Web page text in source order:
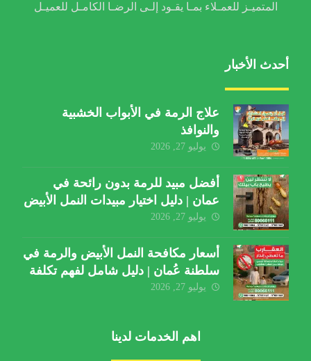
المتميـز للعمـلاء بمـا يقـود إلـى الرضـا الكامـل للعميـل
أحدث الأخبار
علاج الرمة في الأبواب الخشبية
والنوافذ
يوليو 27, 2026
أفضل مبيد للرمة بدون رائحة في
عمان | دليل اختيار مبيدات النمل الأبيض
يوليو 27, 2026
أسعار مكافحة النمل الأبيض والرمة في
سلطنة عُمان | دليل شامل لفهم تكلفة
الخدمة والعوامل المؤثرة
يوليو 27, 2026
اهم الخدمات لدينا